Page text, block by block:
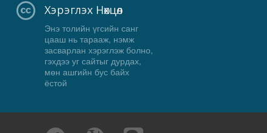
Хэрэглэх Нөхцөл
Энэ толийн үгсийн санг
цааш нь тарааж, нэмж
засварлан хэрэглэж болно,
гэхдээ уг сайтыг дурдах,
мөн ашгийн бус байх
ёстой